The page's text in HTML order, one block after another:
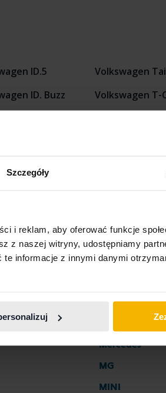
Szczegóły
i reklam, aby oferować funkcje
z naszej witryny, udostępniamy
informacje z innymi danymi
ID.5
ID. Buzz
Volkswagen
Volkswagen T-
Maserati
Mercedes
MG
MINI